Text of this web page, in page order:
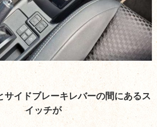
サイドブレーキレバーの間にあるス
イッチが